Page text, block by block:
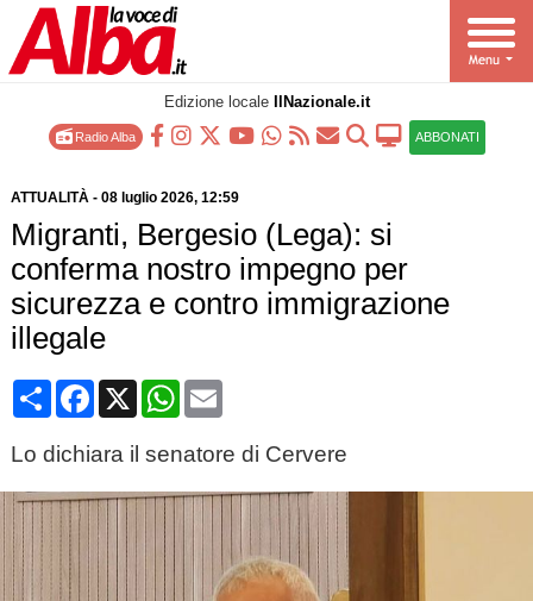
Edizione locale IlNazionale.it
Radio Alba ABBONATI
ATTUALITÀ- 08 luglio 2026, 12:59
Migranti, Bergesio (Lega): si
conferma nostro impegno per
sicurezza e contro immigrazione
illegale
CondividiFacebook
X WhatsApp
Email
Lo dichiara il senatore di Cervere